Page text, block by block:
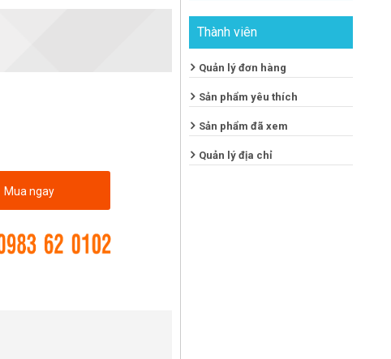
Mua ngay
Thành viên
Quản lý đơn hàng
Sản phẩm yêu thích
Sản phẩm đã xem
Quản lý địa chỉ